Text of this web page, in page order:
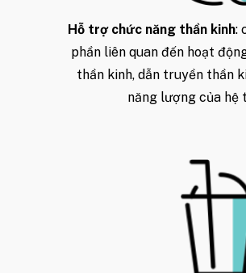
Hỗ trợ chức năng thần kinh:
phần liên quan đến hoạt
thần kinh, dẫn truyền thần
năng lượng của hệ